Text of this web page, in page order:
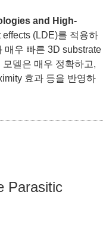
and High-
(LDE)를 적용하
매우 빠른 3D substrate
델은 매우 정확하고,
효과 등을 반영하
Parasitic